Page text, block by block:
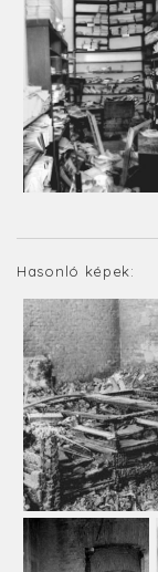
Hasonló képek: